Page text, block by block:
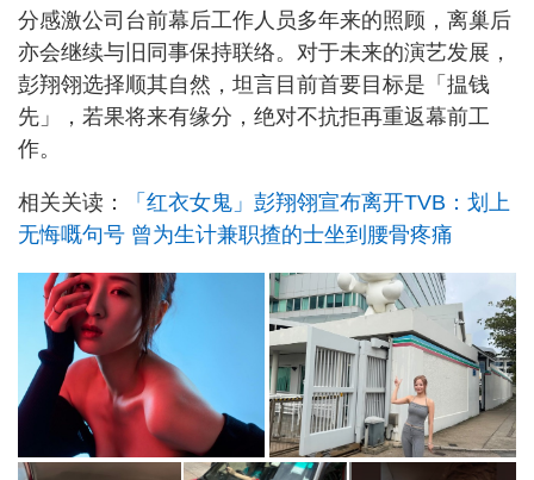
分感激公司台前幕后工作人员多年来的照顾，离巢后
亦会继续与旧同事保持联络。对于未来的演艺发展，
彭翔翎选择顺其自然，坦言目前首要目标是「揾钱
先」，若果将来有缘分，绝对不抗拒再重返幕前工
作。
相关关读：
「红衣女鬼」彭翔翎宣布离开TVB：划上
无悔嘅句号 曾为生计兼职揸的士坐到腰骨疼痛